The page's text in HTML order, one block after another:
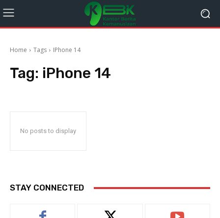
Home Tags IPhone 14
Tag: iPhone 14
No posts to display
STAY CONNECTED